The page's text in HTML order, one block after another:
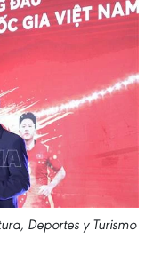
Deportes y Turismo